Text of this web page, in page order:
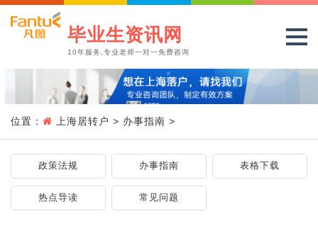
毕业生资讯网
10年服务,专业老师一对一免费咨询
位置： 上海居转户 > 办事指南 >
政策法规 办事指南 表格下载
热点导读 常见问题